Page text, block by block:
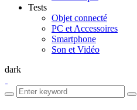
Tests
Objet connecté
PC et Accessoires
Smartphone
Son et Vidéo
dark